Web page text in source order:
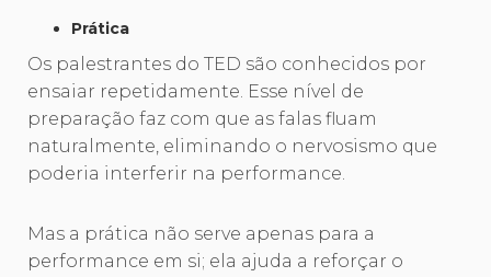
Prática
Os palestrantes do TED são conhecidos por
ensaiar repetidamente. Esse nível de
preparação faz com que as falas fluam
naturalmente, eliminando o nervosismo que
poderia interferir na performance.
Mas a prática não serve apenas para a
performance em si; ela ajuda a reforçar o